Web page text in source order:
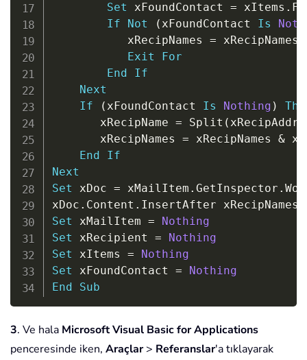
Set xFoundContact = xItems .
If
Not ( xFoundContact Is
           xRecipNames
= xRecipNames
Exit
For
End
If
Next
If
( xFoundContact Is Nothing )
       xRecipName
= Split (
       xRecipNames
= xRecipNames &
End
If
Next
Set xDoc = xMailItem . GetInspector .
xDoc . Content .
Set xMailItem =
Nothing
Set xRecipient =
Nothing
Set xItems =
Nothing
Set xFoundContact =
Nothing
End
Sub
3. Ve hala Microsoft Visual Basic for Applications
penceresinde iken, Araçlar> Referanslar'a tıklayarak